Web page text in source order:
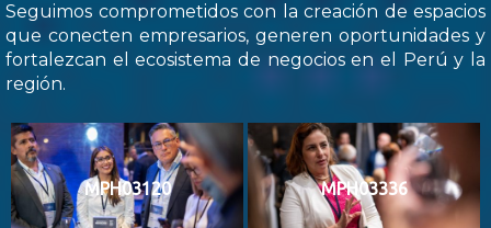
Seguimos comprometidos con la creación de espacios
que conecten empresarios, generen oportunidades y
fortalezcan el ecosistema de negocios en el Perú y la
región.
MPH03120 MPH03336